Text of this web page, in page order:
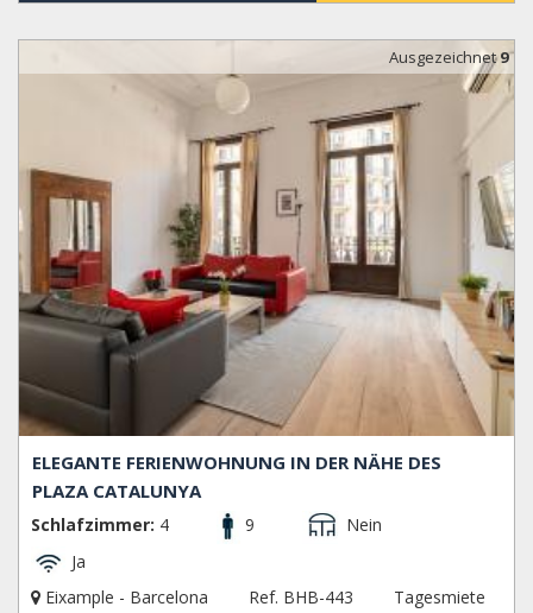
Ausgezeichnet9
ELEGANTE FERIENWOHNUNG IN DER NÄHE DES
PLAZA CATALUNYA
Schlafzimmer: 4 9
Nein
Ja
Eixample - Barcelona
Ref. BHB-443 Tagesmiete